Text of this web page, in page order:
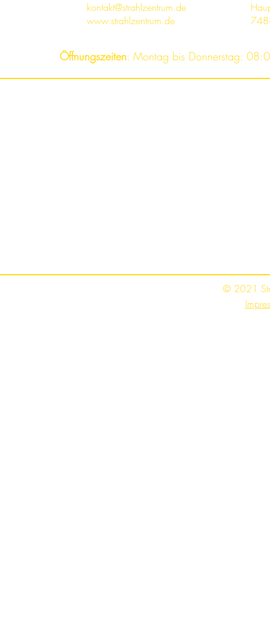
kontakt@strahlzentrum.de
www.strahlzentrum.de
Öffnungszeiten: Montag bis Donnerstag:
© 2021